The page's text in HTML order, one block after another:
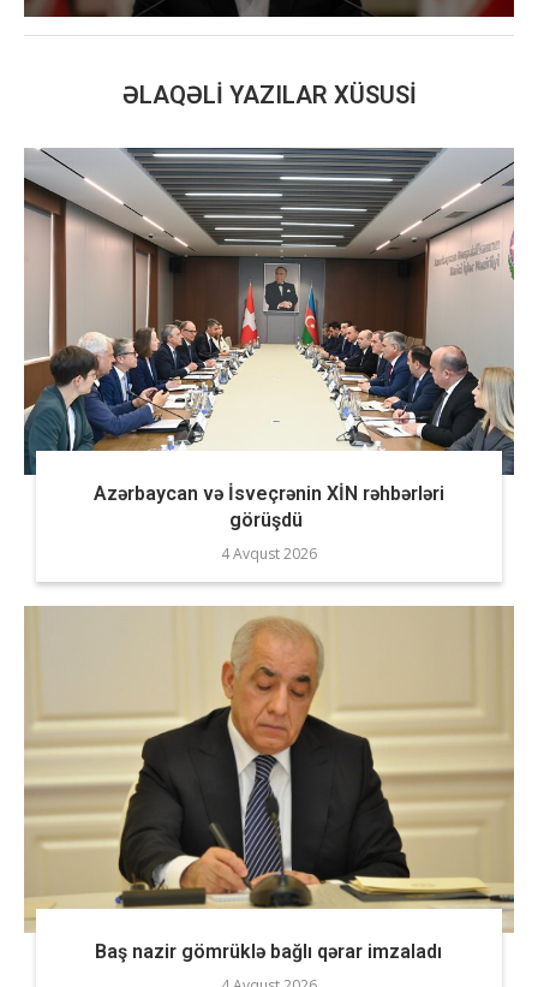
ƏLAQƏLI YAZILAR XÜSUSI
Azərbaycan və İsveçrənin XİN rəhbərləri
görüşdü
4 Avqust 2026
Baş nazir gömrüklə bağlı qərar imzaladı